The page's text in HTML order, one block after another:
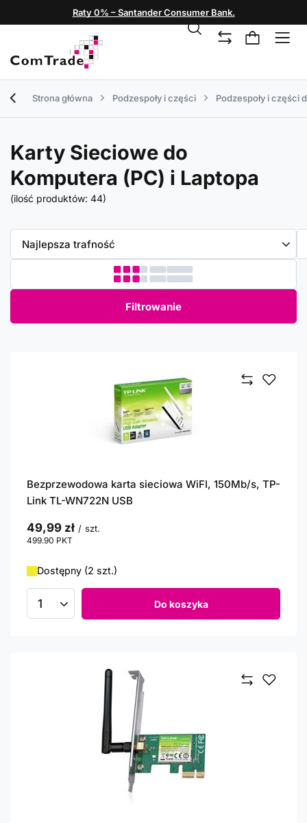
Raty 0% – Santander Consumer Bank.
Strona główna Podzespoły i części Podzespoły i części
Karty Sieciowe do
Komputera (PC) i Laptopa
(ilość produktów: 44)
Zmień sortowanie
Najlepsza trafność
Filtrowanie
Bezprzewodowa karta sieciowa WiFI, 150Mb/s, TP-
Link TL-WN722N USB
49,99 zł / szt.
499.90 PKT
Dostępny (2 szt.)
Ilość produktów Do koszyka